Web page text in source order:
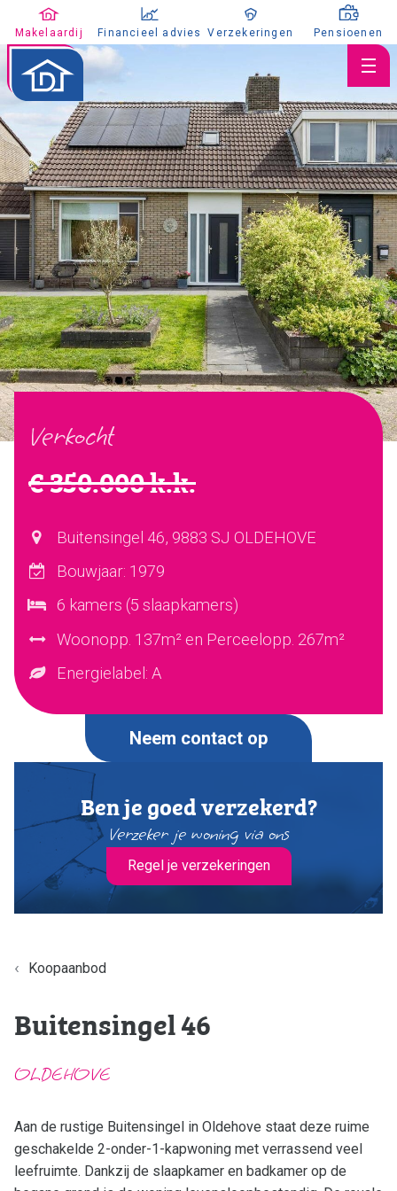
Makelaardij Financieel advies Verzekeringen Pensioenen
Huis verkopen
Huis kopen
Huis taxeren
Aanbod
Koopaanbod
Huuraanbod
Nieuwbouw
Aangekocht
Dijkstra Makelaardij & Financieel advies
Makelaardij
Financieel advies
Pensioenen
Huis kopen
Huis taxeren
Ons team
Over ons
Nieuws
Onze vestigingen
Werken bij
Contact
De Wending 21
9363 AZ Marum
Koopaanbod
Buitensingel 46
OLDEHOVE
Aan de rustige Buitensingel in Oldehove staat deze ruime
geschakelde 2-onder-1-kapwoning met verrassend veel
leefruimte. Dankzij de slaapkamer en badkamer op de
Verkocht
€ 350.000 k.k.
Buitensingel 46, 9883 SJ OLDEHOVE
Bouwjaar: 1979
6 kamers (5 slaapkamers)
Woonopp. 137m² en Perceelopp. 267m²
Energielabel: A
Neem contact op
Ben je goed verzekerd?
Verzeker je woning via ons
Regel je verzekeringen